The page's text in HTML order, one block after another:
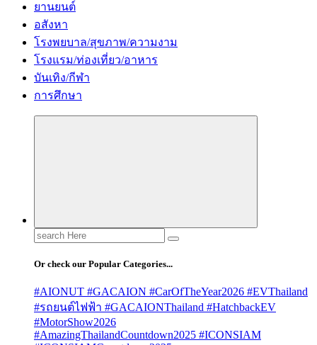
ยานยนต์
อสังหา
โรงพยบาล/สุขภาพ/ความงาม
โรงแรม/ท่องเที่ยว/อาหาร
บันเทิง/กีฬา
การศึกษา
Search
for:
Or check our Popular Categories...
#AIONUT #GACAION #CarOfTheYear2026 #EVThailand
#รถยนต์ไฟฟ้า #GACAIONThailand #HatchbackEV
#MotorShow2026
#AmazingThailandCountdown2025 #ICONSIAM